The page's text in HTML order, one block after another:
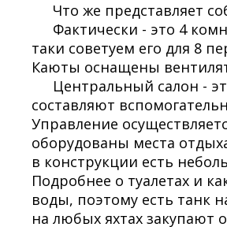
Что же представляет
Фактически - это 4
таки советуем его для 8
Каюты оснащены
Центральный салон -
составляют
Управление
оборудованы места
в конструкции есть
Подробнее о туалетах и
воды, поэтому есть танк
на любых яхтах закупают